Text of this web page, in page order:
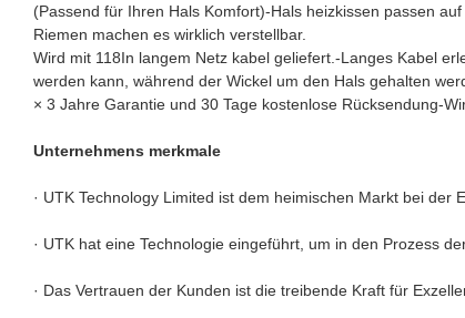
(Passend für Ihren Hals Komfort)-Hals heizkissen passen
Riemen machen es wirklich verstellbar.
Wird mit 118In langem Netz kabel geliefert.-Langes Kabel
werden kann, während der Wickel um den Hals gehalten
× 3 Jahre Garantie und 30 Tage kostenlose Rücksendung-
Unternehmens merkmale
· UTK Technology Limited ist dem heimischen Markt bei
· UTK hat eine Technologie eingeführt, um in den Prozess
· Das Vertrauen der Kunden ist die treibende Kraft für